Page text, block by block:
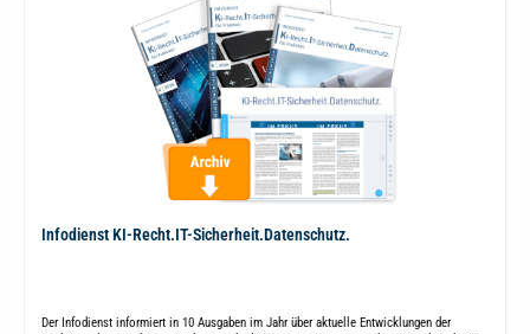
Infodienst KI-Recht.IT-Sicherheit.Datenschutz.
Der Infodienst informiert in 10 Ausgaben im Jahr über aktuelle Entwicklungen der